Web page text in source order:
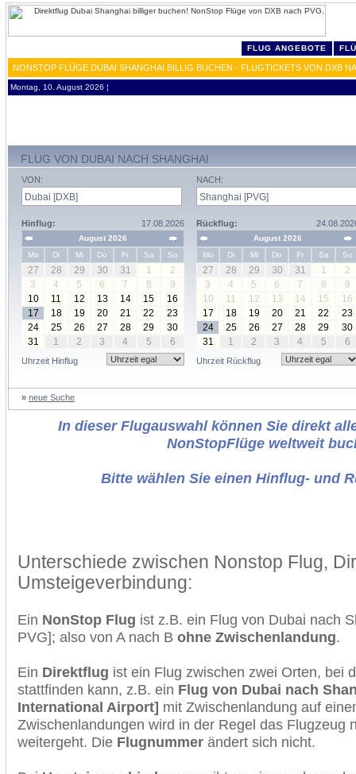
FLUG ANGEBOTE
NONSTOP FLÜGE DUBAI SHANGHAI BILLIG BUCHEN - FLUGTICKETS VON DXB
Montag, 10. August 2026 ¦
FLUG VON DUBAI NACH SHANGHAI
VON:
Hinflug: 17.08.2026
August 2026
Mo
Di Mi Do Fr Sa So
27 28 29 30 31 1
2
3
4 5 6 7 8
9
10
11 12 13 14 15
16
17
18 19 20 21 22
23
24
25 26 27 28 29
30
31
1 2 3 4 5 6
Uhrzeit Hinflug
NACH:
Rückflug:
August 2026
Mo
Di Mi Do Fr Sa So
27 28 29 30 31 1
2
3
4 5 6 7 8
9
10
11 12 13 14 15
16
17
18 19 20 21 22
23
24
25 26 27 28 29
30
31
1 2 3 4 5 6
Uhrzeit Rückflug
» neue Suche
In dieser Flugauswahl können Sie direkt
NonStopFlüge weltweit
Bitte wählen Sie einen Hinflug- und
Unterschiede zwischen Nonstop Flug,
Umsteigeverbindung:
Ein NonStop Flug ist z.B. ein Flug von Dubai nach
PVG]; also von A nach B ohne Zwischenlandung.
Ein Direktflug ist ein Flug zwischen zwei Orten, bei
stattfinden kann, z.B. ein Flug von Dubai nach
International Airport] mit Zwischenlandung auf
Zwischenlandungen wird in der Regel das Flugzeug
weitergeht. Die Flugnummer ändert sich nicht.